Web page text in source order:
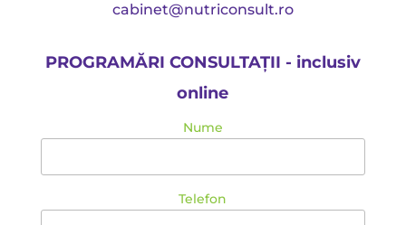
cabinet@nutriconsult.ro
PROGRAMĂRI CONSULTAȚII - inclusiv
online
Nume
Telefon